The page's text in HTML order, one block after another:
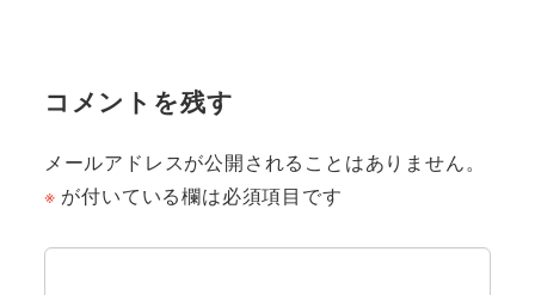
コメントを残す
メールアドレスが公開されることはありません。
※ が付いている欄は必須項目です